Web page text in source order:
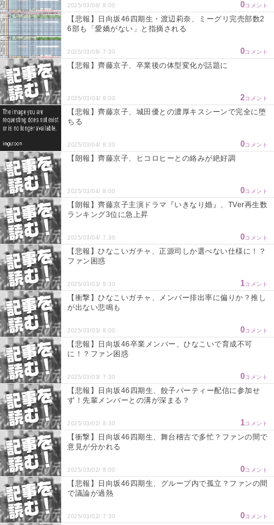
2025/03/08/ 8:00 0コメント
【悲報】日向坂46四期生・渡辺莉奈、ミーグリ完売部数2
6部も「愛嬌がない」と指摘される
2025/03/08/ 7:30 0コメント
【悲報】齊藤京子、卒業後の体型変化が話題に
2025/03/04/ 9:00 2コメント
【悲報】齊藤京子、城田優との濃厚キスシーンで完全に堕
ちる
2025/03/04/ 8:30 0コメント
【朗報】齊藤京子、ヒコロヒーとの絡みが絶好調
2025/03/04/ 8:00 0コメント
【朗報】齊藤京子主演ドラマ『いきなり婚』、TVer再生数
ランキング3位に急上昇
2025/03/04/ 7:30 0コメント
【悲報】ひなこいガチャ、正源司しか選べない仕様に！？
ファン困惑
2025/03/03/ 8:30 1コメント
【衝撃】ひなこいガチャ、メンバー排出率に偏りか？推し
が出ない悲鳴も
2025/03/03/ 8:00 0コメント
【悲報】日向坂46卒業メンバー、ひなこいで育成不可
に！？ファン困惑
2025/03/03/ 7:30 0コメント
【悲報】日向坂46四期生、餃子パーティー配信に参加せ
ず！先輩メンバーとの溝が深まる？
2025/03/02/ 8:30 1コメント
【衝撃】日向坂46四期生、舞台稽古で多忙？ファンの間で
意見が分かれる
2025/03/02/ 8:00 0コメント
【悲報】日向坂46四期生、グループ内で孤立？ファンの間
で議論が過熱
2025/03/02/ 7:30 0コメント